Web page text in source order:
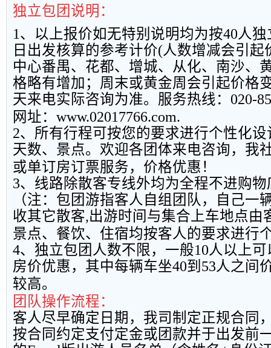
独立包团说明：
1、以上报价如无特别说明均为按40人
日出发核算的参考计价(人数增减会引起
中心番禺、花都、增城、从化、南沙、
格略有增加；周末或黄金周会引起价格
天来电实际咨询为准。服务热线： 020-
网址： www.02017766.com.
2、所有行程可按您的要求进行个性化
天数、景点。欢迎各团体来电咨询，我
或单订房订票服务，价格优惠！
3、线路除散客专线外均为全程不进购
（注：包团游指客人自组团队，自己一
收其它散客,出游时间与集合上车地点由
景点、餐饮、住宿均按客人的要求进行
4、独立包团人数不限，一般10人以上
房价优惠，其中每辆车坐40到 53人之间
较高。
团队操作流程：
客人尽早确定日期，我司制定正规合同
按合同约定支付定金或团款并于出发前